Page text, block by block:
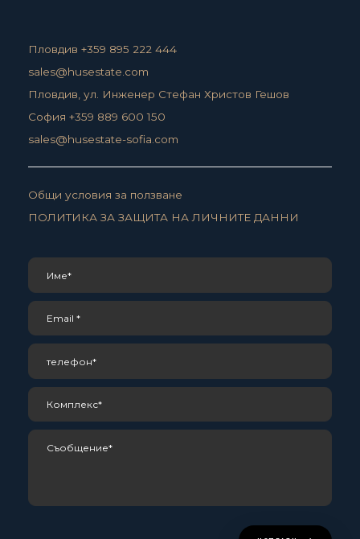
Пловдив +359 895 222 444
sales@husestate.com
Пловдив, ул. Инженер Стефан Христов Гешов
София +359 889 600 150
sales@husestate-sofia.com
Общи условия за ползване
ПОЛИТИКА ЗА ЗАЩИТА НА ЛИЧНИТЕ ДАННИ